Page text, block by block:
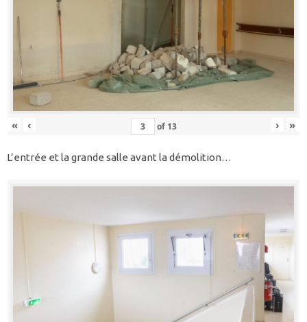
« ‹ of 13 › »
L’entrée et la grande salle avant la démolition…